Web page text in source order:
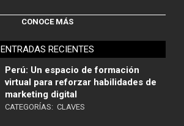
CONOCE MÁS
ENTRADAS RECIENTES
Perú: Un espacio de formación
virtual para reforzar habilidades de
marketing digital
CATEGORÍAS: CLAVES